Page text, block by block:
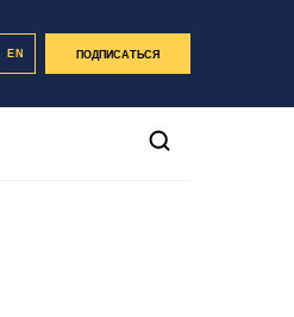
EN ПОДПИСАТЬСЯ